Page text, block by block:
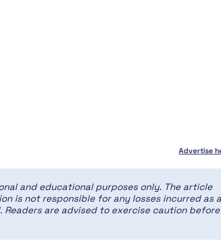
Advertise
and educational purposes only. The article
is not responsible for any losses incurred as a
are advised to exercise caution before